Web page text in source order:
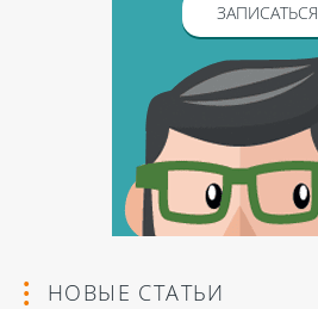
ЗАПИСАТЬСЯ
НОВЫЕ СТАТЬИ